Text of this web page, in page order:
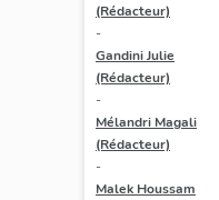
(Rédacteur)
-
Gandini Julie
(Rédacteur)
-
Mélandri Magali
(Rédacteur)
-
Malek Houssam